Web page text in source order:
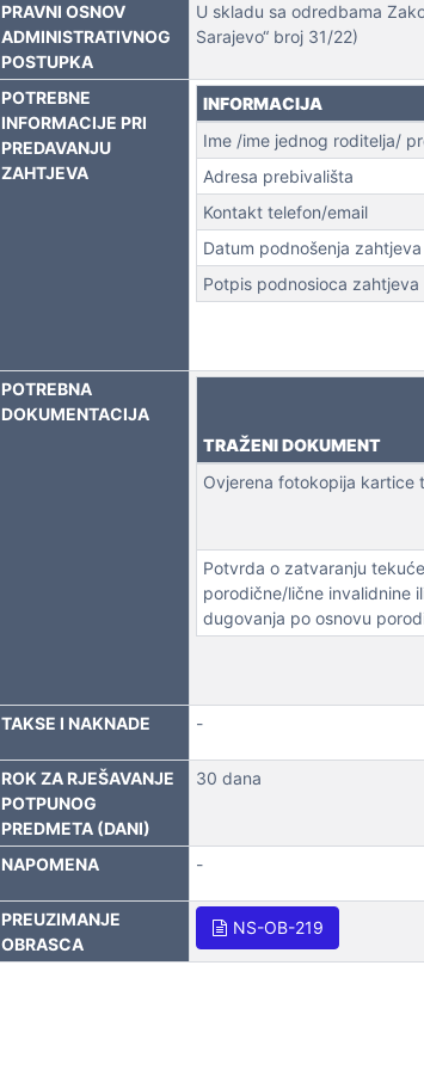
I KATASTAR NEKRETNINA
I RASELJENA LICA
PRAVNI OSNOV
ADMINISTRATIVNOG
POSTUPKA
U skladu sa odredbama
Sarajevo“ broj 31/22)
POTREBNE
INFORMACIJE PRI
PREDAVANJU
ZAHTJEVA
INFORMACIJA
Ime /ime jednog roditelja/
Adresa prebivališta
Kontakt telefon/email
Datum podnošenja zahtjeva
Potpis podnosioca zahtjeva
POTREBNA
DOKUMENTACIJA
TRAŽENI DOKUMENT
Ovjerena fotokopija kartice
Potvrda o zatvaranju
porodične/lične invalidnine
dugovanja po osnovu
TAKSE I NAKNADE -
ROK ZA RJEŠAVANJE
POTPUNOG
PREDMETA (DANI)
30 dana
NAPOMENA -
PREUZIMANJE
OBRASCA
NS-OB-219